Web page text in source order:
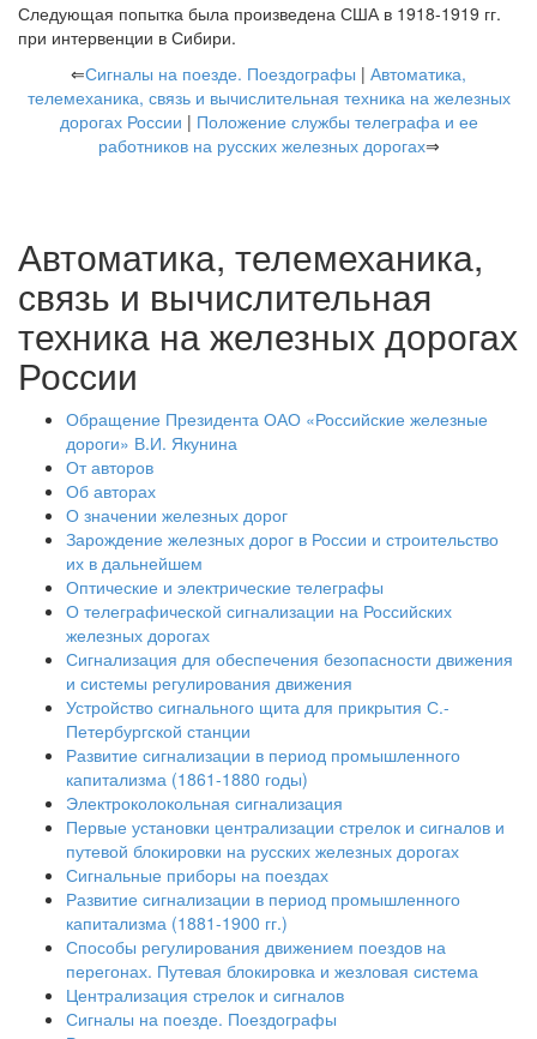
Следующая попытка была произведена США в 1918-1919 гг.
при интервенции в Сибири.
⇐Сигналы на поезде. Поездографы | Автоматика,
телемеханика, связь и вычислительная техника на железных
дорогах России | Положение службы телеграфа и ее
работников на русских железных дорогах⇒
Автоматика, телемеханика,
связь и вычислительная
техника на железных дорогах
России
Обращение Президента ОАО «Российские железные
дороги» В.И. Якунина
От авторов
Об авторах
О значении железных дорог
Зарождение железных дорог в России и строительство
их в дальнейшем
Оптические и электрические телеграфы
О телеграфической сигнализации на Российских
железных дорогах
Сигнализация для обеспечения безопасности движения
и системы регулирования движения
Устройство сигнального щита для прикрытия С.-
Петербургской станции
Развитие сигнализации в период промышленного
капитализма (1861-1880 годы)
Электроколокольная сигнализация
Первые установки централизации стрелок и сигналов и
путевой блокировки на русских железных дорогах
Сигнальные приборы на поездах
Развитие сигнализации в период промышленного
капитализма (1881-1900 гг.)
Способы регулирования движением поездов на
перегонах. Путевая блокировка и жезловая система
Централизация стрелок и сигналов
Сигналы на поезде. Поездографы